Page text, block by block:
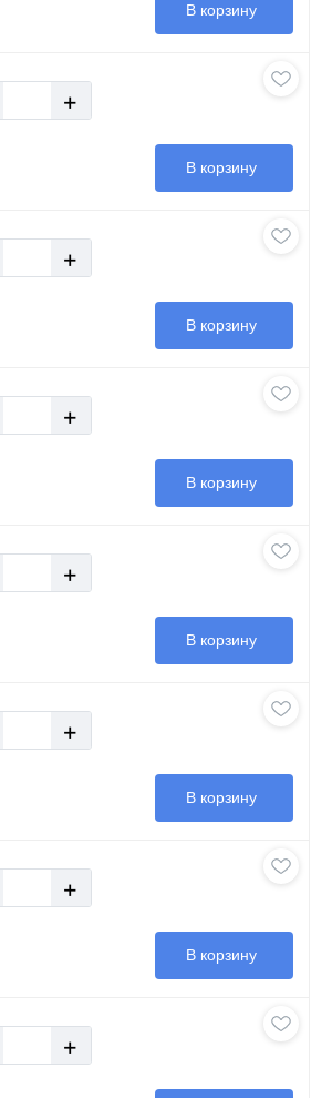
В корзину
+
В корзину
+
В корзину
+
В корзину
+
В корзину
+
В корзину
+
В корзину
+